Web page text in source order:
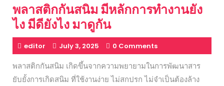
พลาสติกกันสนิม มีหลักการทำงานยัง
ไง มีดียังไง มาดูกัน
editor July 3, 2025 0 Comments
พลาสติกกันสนิม เกิดขึ้นจากความพยายามในการพัฒนาสาร
ยับยั้งการเกิดสนิม ที่ใช้งานง่าย ไม่สกปรก ไม่จำเป็นต้องล้าง